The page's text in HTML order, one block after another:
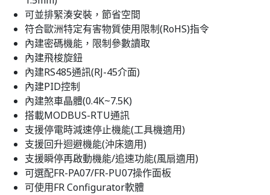
可並排緊湊安裝，節省空間
符合歐洲特定有害物質使用限制(RoHS)指令
內建密碼機能，限制參數讀取
內建飛梭旋鈕
內建RS485通訊(RJ-45介面)
內建PID控制
內建煞車晶體(0.4K~7.5K)
搭載MODBUS-RTU通訊
支援停電時減速停止機能(工具機適用)
支援回升迴避機能(沖床適用)
支援瞬停再啟動機能/追速功能(風扇適用)
可選配FR-PA07/FR-PU07操作面板
可使用FR Configurator軟體